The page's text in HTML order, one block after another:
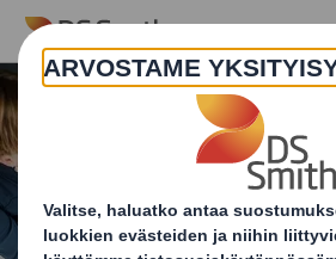
Skip to main content